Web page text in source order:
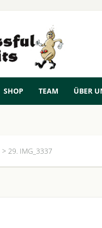
SHOP TEAM ÜBER
> 29. IMG_3337